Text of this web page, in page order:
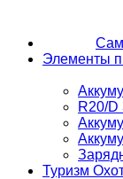
Элементы
R20/D
Туризм